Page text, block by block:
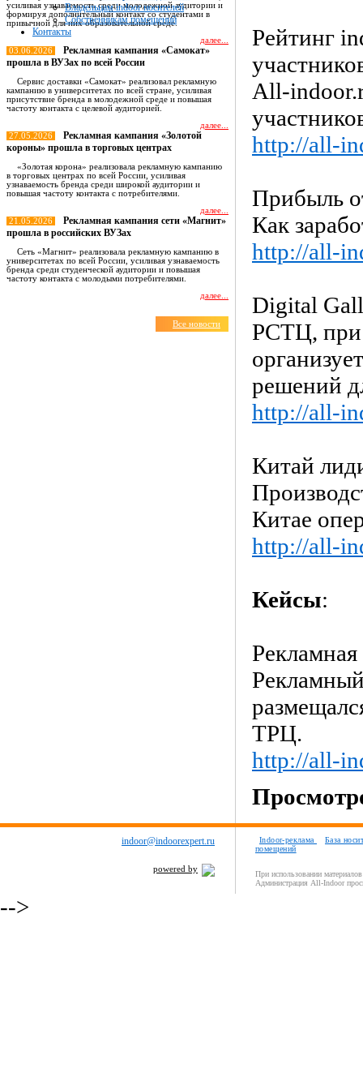
Владельцам indoor носителей
Собственникам помещений
Контакты
усиливая узнаваемость среди молодежной аудитории и
формируя дополнительный контакт со студентами в
привычной для них образовательной среде.
далее...
03.06.2026
Рекламная кампания «Самокат»
прошла в ВУЗах по всей России
Сервис доставки «Самокат» реализовал рекламную
кампанию в университетах по всей стране, усиливая
присутствие бренда в молодежной среде и повышая
частоту контакта с целевой аудиторией.
далее...
27.05.2026
Рекламная кампания «Золотой
короны» прошла в торговых центрах
«Золотая корона» реализовала рекламную кампанию
в торговых центрах по всей России, усиливая
узнаваемость бренда среди широкой аудитории и
повышая частоту контакта с потребителями.
далее...
21.05.2026
Рекламная кампания сети «Магнит»
прошла в российских ВУЗах
Сеть «Магнит» реализовала рекламную кампанию в
университетах по всей России, усиливая узнаваемость
бренда среди студенческой аудитории и повышая
частоту контакта с молодыми потребителями.
далее...
Все новости
Рейтинг
All-
http://all-
Прибыль
Как
http://all-
Digital
РСТЦ, при
решений
http://all-
Китай
Китае
http://all-
Кейсы:
ТРЦ.
http://all-
indoor@indoorexpert.ru
powered by
Indoor-реклама
База
помещений
При использовании
Администрация All-Indoor
-->